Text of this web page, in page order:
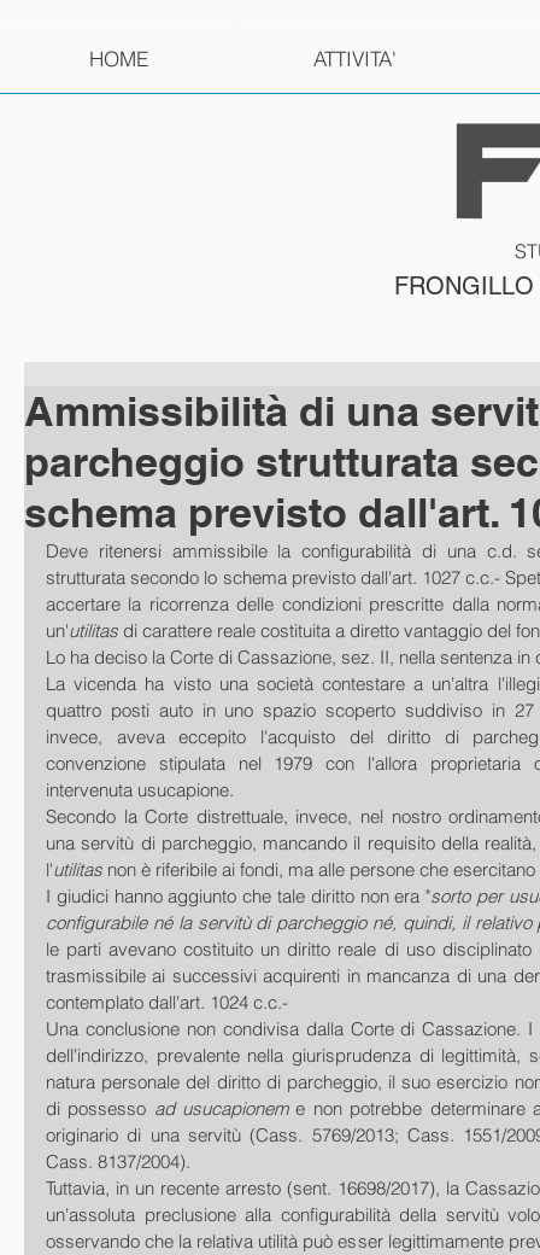
HOME ATTIVITA'
Ammissibilità di una
parcheggio strutturata
schema previsto dall'art.
Deve ritenersi ammissibile la configurabilità di una c.d.
strutturata secondo lo schema previsto dall'art. 1027 c.c.-
accertare la ricorrenza delle condizioni prescritte dalla
un'utilitas di carattere reale costituita a diretto vantaggio del
Lo ha deciso la Corte di Cassazione, sez. II, nella sentenza in
La vicenda ha visto una società contestare a un'altra
quattro posti auto in uno spazio scoperto suddiviso in 27
invece, aveva eccepito l'acquisto del diritto di
convenzione stipulata nel 1979 con l'allora
intervenuta usucapione.
Secondo la Corte distrettuale, invece, nel nostro
una servitù di parcheggio, mancando il requisito della
l'utilitas non è riferibile ai fondi, ma alle persone che esercitano
I giudici hanno aggiunto che tale diritto non era "sorto per
configurabile né la servitù di parcheggio né, quindi, il relativo
le parti avevano costituito un diritto reale di uso
trasmissibile ai successivi acquirenti in mancanza di una
contemplato dall'art. 1024 c.c.-
Una conclusione non condivisa dalla Corte di Cassazione.
dell'indirizzo, prevalente nella giurisprudenza di legittimità,
natura personale del diritto di parcheggio, il suo esercizio
di possesso ad usucapionem e non potrebbe determinare
originario di una servitù (Cass. 5769/2013; Cass. 1551/
Cass. 8137/2004).
Tuttavia, in un recente arresto (sent. 16698/2017), la
un'assoluta preclusione alla configurabilità della servitù
osservando che la relativa utilità può esser legittimamente